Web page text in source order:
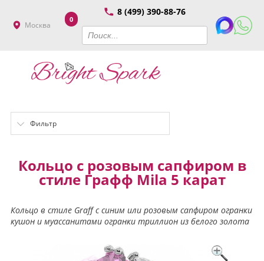
Москва
8 (499) 390-88-76
0
Фильтр
Кольцо с розовым сапфиром в
стиле Графф Mila 5 карат
Кольцо в стиле Graff с синим или розовым сапфиром огранки
кушон и муассанитами огранки триллион из белого золота